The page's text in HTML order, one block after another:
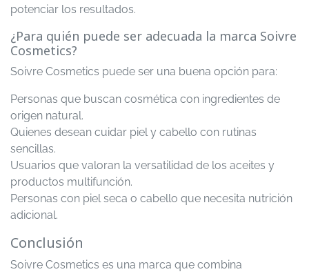
potenciar los resultados.
¿Para quién puede ser adecuada la marca Soivre
Cosmetics?
Soivre Cosmetics puede ser una buena opción para:
Personas que buscan cosmética con ingredientes de
origen natural.
Quienes desean cuidar piel y cabello con rutinas
sencillas.
Usuarios que valoran la versatilidad de los aceites y
productos multifunción.
Personas con piel seca o cabello que necesita nutrición
adicional.
Conclusión
Soivre Cosmetics es una marca que combina